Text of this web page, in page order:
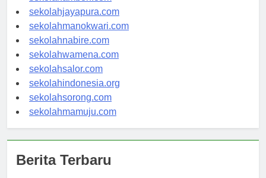
sekolahambon.com
sekolahjayapura.com
sekolahmanokwari.com
sekolahnabire.com
sekolahwamena.com
sekolahsalor.com
sekolahindonesia.org
sekolahsorong.com